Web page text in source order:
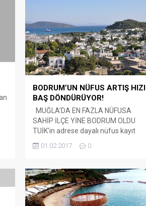
BODRUM’UN NÜFUS ARTIŞ HIZI
BAŞ DÖNDÜRÜYOR!
MUĞLA’DA EN FAZLA NÜFUSA
SAHİP İLÇE YİNE BODRUM OLDU
TUİK’in adrese dayalı nüfus kayıt
yıllık nüfus artış hızı yüzde 26,5
155 bin 818 kişi olarak belirlenen
Bodrum nüfusu 31 Aralık 2016
tarihli son verilere göre 160 bin 002
kişi oldu. 2016Yılı...
01.02.2017 0